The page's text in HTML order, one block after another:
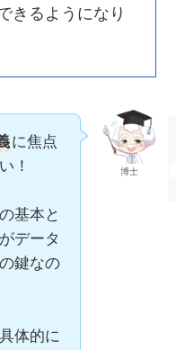
きるようになり
博士
に焦点
！
基本と
データ
鍵なの
体的に